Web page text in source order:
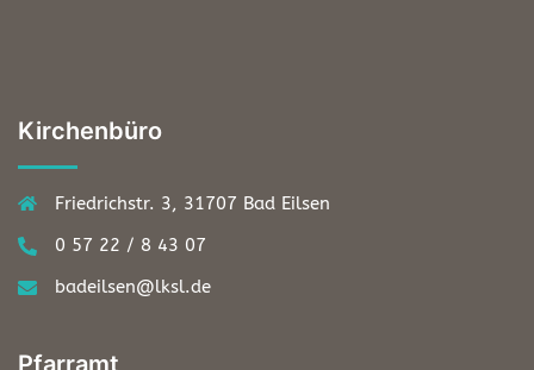
Kirchenbüro
Friedrichstr. 3, 31707 Bad Eilsen
0 57 22 / 8 43 07
badeilsen@lksl.de
Pfarramt